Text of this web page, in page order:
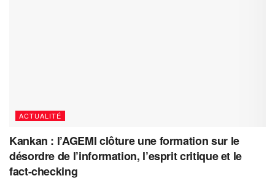
ACTUALITÉ
Kankan : l’AGEMI clôture une formation sur le
désordre de l’information, l’esprit critique et le
fact-checking